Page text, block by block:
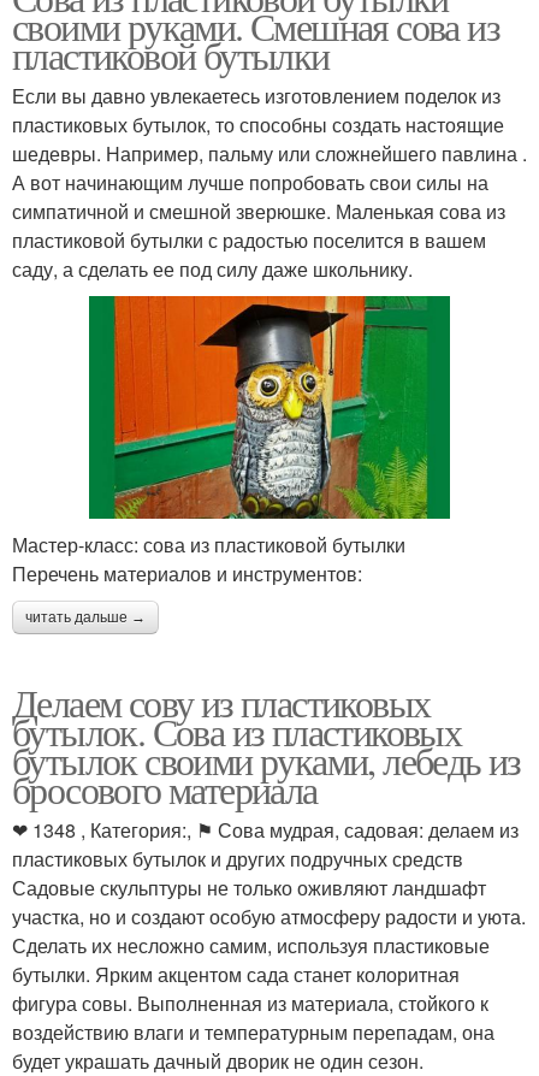
своими руками. Смешная сова из
пластиковой бутылки
Если вы давно увлекаетесь изготовлением поделок из
пластиковых бутылок, то способны создать настоящие
шедевры. Например, пальму или сложнейшего павлина .
А вот начинающим лучше попробовать свои силы на
симпатичной и смешной зверюшке. Маленькая сова из
пластиковой бутылки с радостью поселится в вашем
саду, а сделать ее под силу даже школьнику.
Мастер-класс: сова из пластиковой бутылки
Перечень материалов и инструментов:
читать дальше →
Делаем сову из пластиковых
бутылок. Сова из пластиковых
бутылок своими руками, лебедь из
бросового материала
❤ 1348 , Категория:, ⚑ Сова мудрая, садовая: делаем из
пластиковых бутылок и других подручных средств
Садовые скульптуры не только оживляют ландшафт
участка, но и создают особую атмосферу радости и уюта.
Сделать их несложно самим, используя пластиковые
бутылки. Ярким акцентом сада станет колоритная
фигура совы. Выполненная из материала, стойкого к
воздействию влаги и температурным перепадам, она
будет украшать дачный дворик не один сезон.